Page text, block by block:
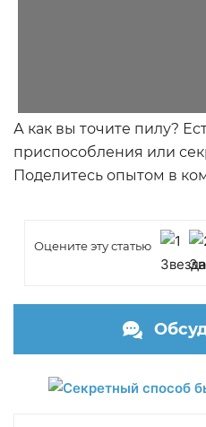
А как вы точите пилу?
приспособления или
Поделитесь опытом в
Оцените эту статью